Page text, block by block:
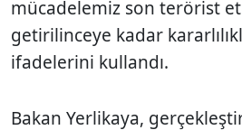
mücadelemiz son terörist
getirilinceye kadar
ifadelerini kullandı.
Bakan Yerlikaya,